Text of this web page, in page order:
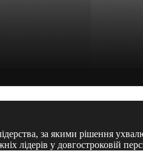
за якими рішення
лідерів у довгостроковій